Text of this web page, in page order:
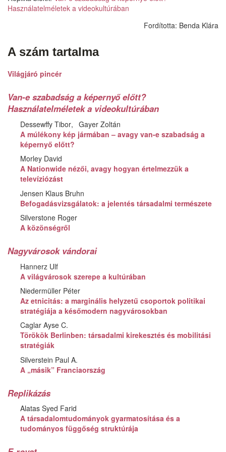
Használatelméletek a videokultúrában
Fordította: Benda Klára
A szám tartalma
Világjáró pincér
Van-e szabadság a képernyő előtt?
Használatelméletek a videokultúrában
Dessewffy Tibor
Gayer Zoltán
A múlékony kép jármában – avagy van-e szabadság a
képernyő előtt?
Morley David
A Nationwide nézői, avagy hogyan értelmezzük a
televíziózást
Jensen Klaus Bruhn
Befogadásvizsgálatok: a jelentés társadalmi természete
Silverstone Roger
A közönségről
Nagyvárosok vándorai
Hannerz Ulf
A világvárosok szerepe a kultúrában
Niedermüller Péter
Az etnicitás: a marginális helyzetű csoportok politikai
stratégiája a későmodern nagyvárosokban
Caglar Ayse C.
Törökök Berlinben: társadalmi kirekesztés és mobilitási
stratégiák
Silverstein Paul A.
A „másik” Franciaország
Replikázás
Alatas Syed Farid
A társadalomtudományok gyarmatosítása és a
tudományos függőség struktúrája